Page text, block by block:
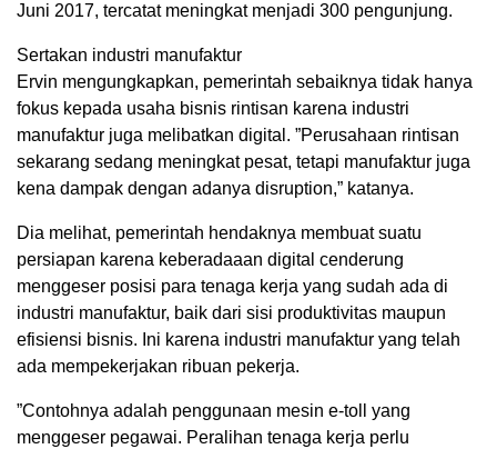
Juni 2017, tercatat meningkat menjadi 300 pengunjung.
Sertakan industri manufaktur
Ervin mengungkapkan, pemerintah sebaiknya tidak hanya
fokus kepada usaha bisnis rintisan karena industri
manufaktur juga melibatkan digital. ”Perusahaan rintisan
sekarang sedang meningkat pesat, tetapi manufaktur juga
kena dampak dengan adanya disruption,” katanya.
Dia melihat, pemerintah hendaknya membuat suatu
persiapan karena keberadaaan digital cenderung
menggeser posisi para tenaga kerja yang sudah ada di
industri manufaktur, baik dari sisi produktivitas maupun
efisiensi bisnis. Ini karena industri manufaktur yang telah
ada mempekerjakan ribuan pekerja.
”Contohnya adalah penggunaan mesin e-toll yang
menggeser pegawai. Peralihan tenaga kerja perlu